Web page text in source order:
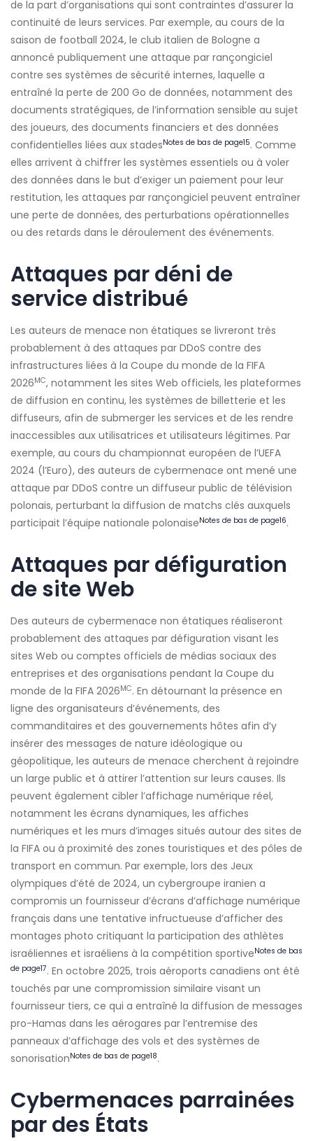
de la part d’organisations qui sont contraintes d’assurer la
continuité de leurs services. Par exemple, au cours de la
saison de football 2024, le club italien de Bologne a
annoncé publiquement une attaque par rançongiciel
contre ses systèmes de sécurité internes, laquelle a
entraîné la perte de 200 Go de données, notamment des
documents stratégiques, de l’information sensible au sujet
des joueurs, des documents financiers et des données
confidentielles liées aux stadesNotes de bas de page15. Comme
elles arrivent à chiffrer les systèmes essentiels ou à voler
des données dans le but d’exiger un paiement pour leur
restitution, les attaques par rançongiciel peuvent entraîner
une perte de données, des perturbations opérationnelles
ou des retards dans le déroulement des événements.
Attaques par déni de
service distribué
Les auteurs de menace non étatiques se livreront très
probablement à des attaques par DDoS contre des
infrastructures liées à la Coupe du monde de la FIFA
2026MC, notamment les sites Web officiels, les plateformes
de diffusion en continu, les systèmes de billetterie et les
diffuseurs, afin de submerger les services et de les rendre
inaccessibles aux utilisatrices et utilisateurs légitimes. Par
exemple, au cours du championnat européen de l’UEFA
2024 (l’Euro), des auteurs de cybermenace ont mené une
attaque par DDoS contre un diffuseur public de télévision
polonais, perturbant la diffusion de matchs clés auxquels
participait l’équipe nationale polonaiseNotes de bas de page16.
Attaques par défiguration
de site Web
Des auteurs de cybermenace non étatiques réaliseront
probablement des attaques par défiguration visant les
sites Web ou comptes officiels de médias sociaux des
entreprises et des organisations pendant la Coupe du
monde de la FIFA 2026MC. En détournant la présence en
ligne des organisateurs d’événements, des
commanditaires et des gouvernements hôtes afin d’y
insérer des messages de nature idéologique ou
géopolitique, les auteurs de menace cherchent à rejoindre
un large public et à attirer l’attention sur leurs causes. Ils
peuvent également cibler l’affichage numérique réel,
notamment les écrans dynamiques, les affiches
numériques et les murs d’images situés autour des sites de
la FIFA ou à proximité des zones touristiques et des pôles de
transport en commun. Par exemple, lors des Jeux
olympiques d’été de 2024, un cybergroupe iranien a
compromis un fournisseur d’écrans d’affichage numérique
français dans une tentative infructueuse d’afficher des
montages photo critiquant la participation des athlètes
israéliennes et israéliens à la compétition sportiveNotes de bas
de page17. En octobre 2025, trois aéroports canadiens ont été
touchés par une compromission similaire visant un
fournisseur tiers, ce qui a entraîné la diffusion de messages
pro-Hamas dans les aérogares par l’entremise des
panneaux d’affichage des vols et des systèmes de
sonorisationNotes de bas de page18.
Cybermenaces parrainées
par des États